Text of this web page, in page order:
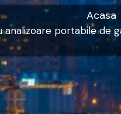
Acasa
portabile de